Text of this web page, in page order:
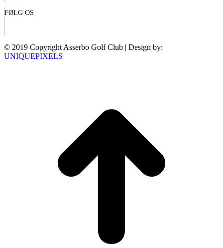
FØLG OS
© 2019 Copyright Asserbo Golf Club | Design by:
UNIQUEPIXELS